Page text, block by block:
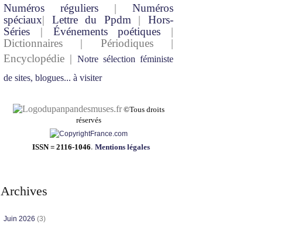
Numéros réguliers | Numéros
spéciaux| Lettre du Ppdm |Hors-
Séries | Événements poétiques |
Dictionnaires | Périodiques |
Encyclopédie | Notre sélection féministe
de sites, blogues... à visiter
pandesmuses.fr ©Tous droits
réservés
ISSN = 2116-1046. Mentions légales
Archives
Juin 2026 (3)